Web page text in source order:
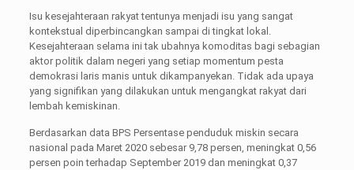
Isu kesejahteraan rakyat tentunya menjadi isu yang sangat
kontekstual diperbincangkan sampai di tingkat lokal.
Kesejahteraan selama ini tak ubahnya komoditas bagi sebagian
aktor politik dalam negeri yang setiap momentum pesta
demokrasi laris manis untuk dikampanyekan. Tidak ada upaya
yang signifikan yang dilakukan untuk mengangkat rakyat dari
lembah kemiskinan.
Berdasarkan data BPS Persentase penduduk miskin secara
nasional pada Maret 2020 sebesar 9,78 persen, meningkat 0,56
persen poin terhadap September 2019 dan meningkat 0,37